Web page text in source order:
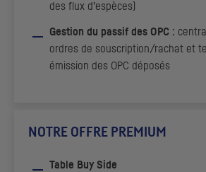
des flux d’espèces)
Gestion du passif des OPC :
ordres de souscription/rachat et
émission des OPC déposés
NOTRE OFFRE PREMIUM
Table Buy Side